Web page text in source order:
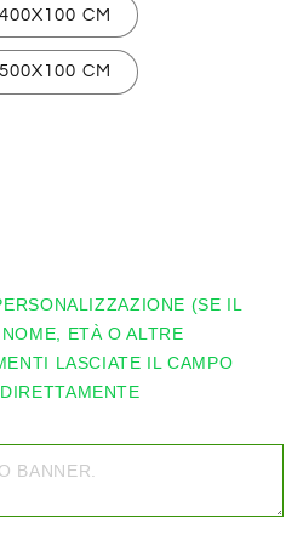
400X100 CM
500X100 CM
(SE IL
ETÀ O ALTRE
LASCIATE IL CAMPO